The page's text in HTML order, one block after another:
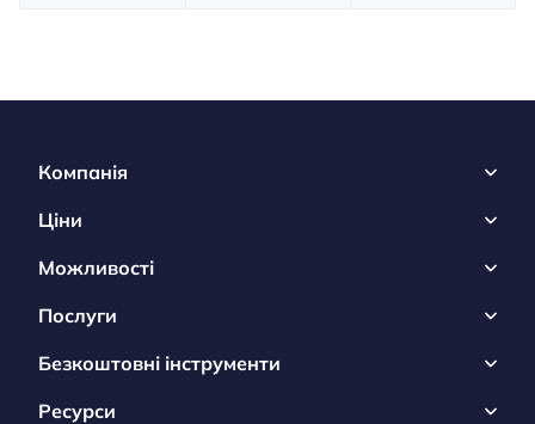
Компанія
Ціни
Можливості
Послуги
Безкоштовні інструменти
Ресурси